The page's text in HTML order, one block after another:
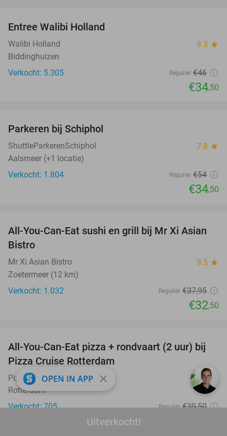
Uitverkocht!
Entree Walibi Holland
Walibi Holland 9.3 star
Biddinghuizen
Verkocht: 5.305
Regulier €46
€34,50
Parkeren bij Schiphol
ShuttleParkerenSchiphol 7.8 star
Aalsmeer (+1 locatie)
Verkocht: 1.804
Regulier €54
€34,50
14%
All-You-Can-Eat sushi en grill bij Mr Xi Asian
Bistro
Mr Xi Asian Bistro 9.5 star
Zoetermeer (12 km)
Verkocht: 1.032
Regulier €37,95
€32,50
22%
All-You-Can-Eat pizza + rondvaart (2 uur) bij
Pizza Cruise Rotterdam
Pizza Cruise Rotterdam
Rotterdam
Verkocht: 705
Regulier €39,50
OPEN IN APP close